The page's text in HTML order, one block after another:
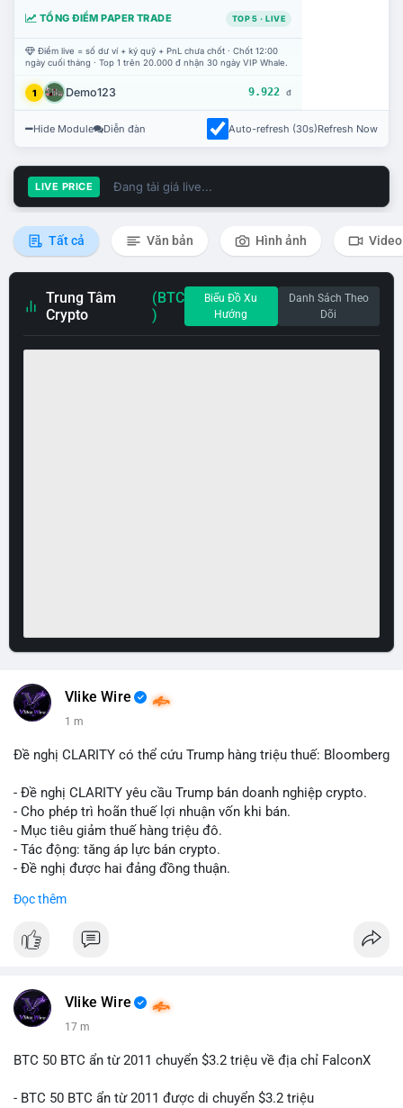
TỔNG ĐIỂM PAPER TRADE TOP 5 · LIVE
Điểm live = số dư ví + ký quỹ + PnL chưa chốt · Chốt 12:00
ngày cuối tháng · Top 1 trên 20.000 đ nhận 30 ngày VIP Whale.
1 Demo123 9.922 đ
Hide Module Diễn đàn Auto-refresh (30s)Refresh Now
LIVE PRICE Đang tải giá live...
Tất cả Văn bản Hình ảnh Video
Trung Tâm
Crypto
(BTC
)
Biểu Đồ Xu
Hướng
Danh Sách Theo
Dõi
Vlike Wire
1 m
Đề nghị CLARITY có thể cứu Trump hàng triệu thuế: Bloomberg
- Đề nghị CLARITY yêu cầu Trump bán doanh nghiệp crypto.
- Cho phép trì hoãn thuế lợi nhuận vốn khi bán.
- Mục tiêu giảm thuế hàng triệu đô.
- Tác động: tăng áp lực bán crypto.
- Đề nghị được hai đảng đồng thuận.
📰 Nguồn: Cointelegraph
Đọc thêm
Vlike Wire
17 m
BTC 50 BTC ẩn từ 2011 chuyển $3.2 triệu về địa chỉ FalconX
- BTC 50 BTC ẩn từ 2011 được di chuyển $3.2 triệu